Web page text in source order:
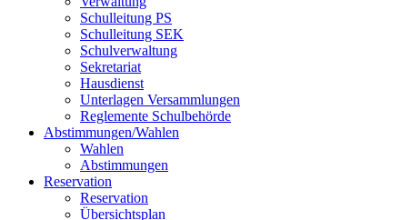
Schulleitung PS
Schulleitung SEK
Schulverwaltung
Sekretariat
Hausdienst
Unterlagen Versammlungen
Reglemente Schulbehörde
Abstimmungen/Wahlen
Wahlen
Abstimmungen
Reservation
Reservation
Übersichtsplan